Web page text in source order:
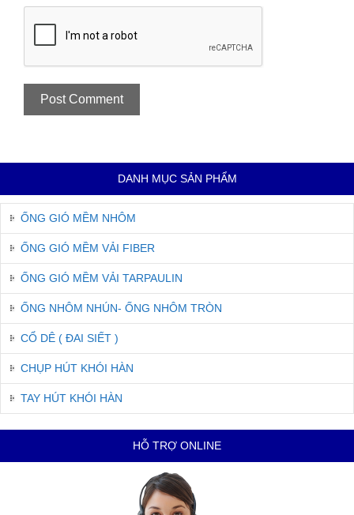
DANH MỤC SẢN PHẨM
ỐNG GIÓ MỀM NHÔM
ỐNG GIÓ MỀM VẢI FIBER
ỐNG GIÓ MỀM VẢI TARPAULIN
ỐNG NHÔM NHÚN- ỐNG NHÔM TRÒN
CỔ DÊ ( ĐAI SIẾT )
CHỤP HÚT KHÓI HÀN
TAY HÚT KHÓI HÀN
HỖ TRỢ ONLINE